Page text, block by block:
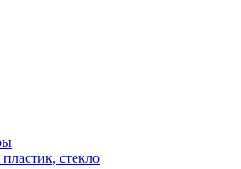
стекло